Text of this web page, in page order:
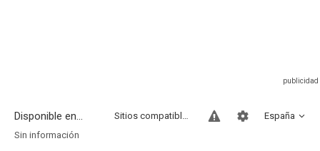
Disponible en... España
Sitios compatibles
Sin información